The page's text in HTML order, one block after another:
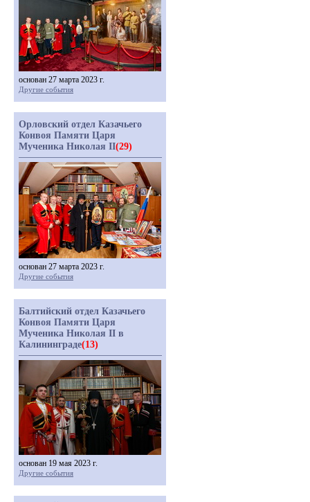
основан 27 марта 2023 г.
Другие события
Орловский отдел Казачьего
Конвоя Памяти Царя
Мученика Николая II(29)
основан 27 марта 2023 г.
Другие события
Балтийский отдел Казачьего
Конвоя Памяти Царя
Мученика Николая II в
Калининграде(13)
основан 19 мая 2023 г.
Другие события